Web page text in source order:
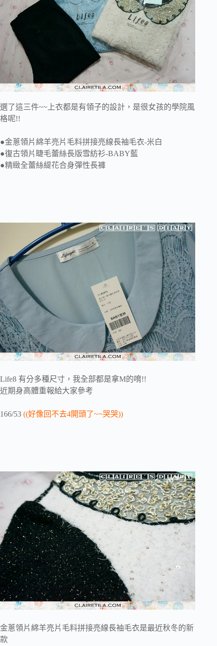
選了這三件~~上衣都是有領子的設計，是很女孩的學院風
格呢!!
●金蔥領片綿羊亮片毛料拼接亮線長袖毛衣-米白
●復古領片睫毛蕾絲長版雪紡衫-BABY藍
●精緻全蕾絲緹花合身彈性長褲
Life8 有分多種尺寸，我全部都是拿M的唷!!
近期身高體重報給大家參考
166/53 ((好像回不去4開頭了~~哭哭))
金蔥領片綿羊亮片毛料拼接亮線長袖毛衣是最近秋冬的新
款